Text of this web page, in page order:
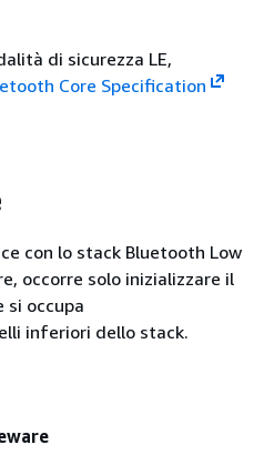
di sicurezza LE,
Core Specification
con lo stack Bluetooth Low
occorre solo inizializzare il
si occupa
inferiori dello stack.